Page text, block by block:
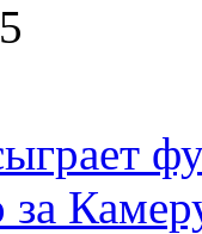
за